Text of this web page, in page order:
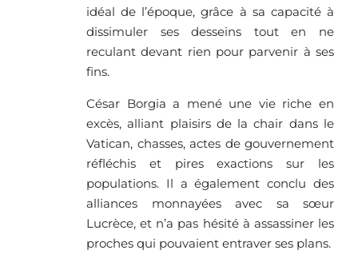
idéal de l’époque, grâce à sa capacité à
dissimuler ses desseins tout en ne
reculant devant rien pour parvenir à ses
fins.
César Borgia a mené une vie riche en
excès, alliant plaisirs de la chair dans le
Vatican, chasses, actes de gouvernement
réfléchis et pires exactions sur les
populations. Il a également conclu des
alliances monnayées avec sa sœur
Lucrèce, et n’a pas hésité à assassiner les
proches qui pouvaient entraver ses plans.